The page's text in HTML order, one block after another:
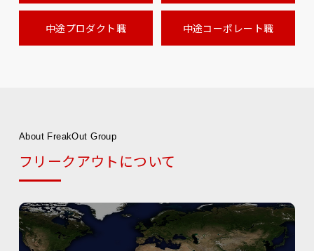
中途プロダクト職 中途コーポレート職
About FreakOut Group
フリークアウトについて